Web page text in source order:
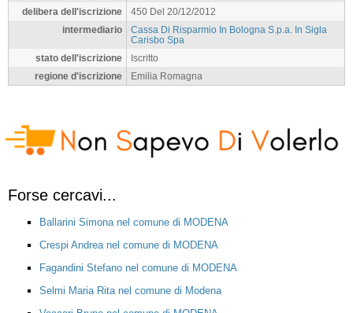
delibera dell'iscrizione
450 Del 20/12/2012
intermediario
Cassa Di Risparmio In Bologna S.p.a. In Sigla
Carisbo Spa
stato dell'iscrizione
Iscritto
regione d'iscrizione
Emilia Romagna
Forse cercavi...
Ballarini Simona nel comune di MODENA
Crespi Andrea nel comune di MODENA
Fagandini Stefano nel comune di MODENA
Selmi Maria Rita nel comune di Modena